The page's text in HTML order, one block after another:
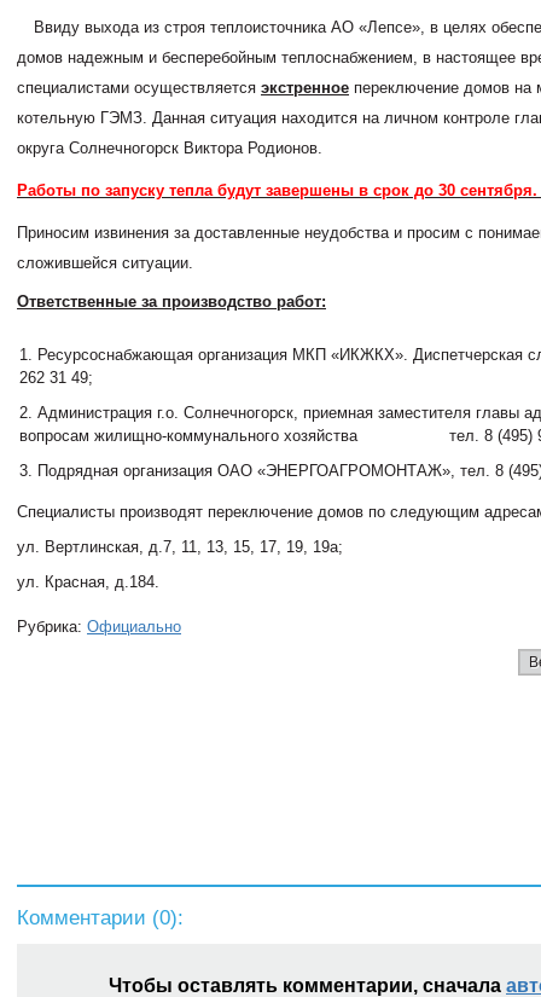
Ввиду выхода из строя теплоисточника АО «Лепсе», в целях
домов надежным и бесперебойным теплоснабжением, в настоящее
специалистами осуществляется экстренное переключение домов на
котельную ГЭМЗ. Данная ситуация находится на личном контроле
округа Солнечногорск Виктора Родионов.
Работы по запуску тепла будут завершены в срок до 30
Приносим извинения за доставленные неудобства и просим с
сложившейся ситуации.
Ответственные за производство работ:
Ресурсоснабжающая организация МКП «ИКЖКХ». Диспетчерская
262 31 49;
Администрация г.о. Солнечногорск, приемная заместителя главы
вопросам жилищно-коммунального хозяйства тел. 8 (495)
Подрядная организация ОАО «ЭНЕРГОАГРОМОНТАЖ», тел. 8
Специалисты производят переключение домов по следующим
ул. Вертлинская, д.7, 11, 13, 15, 17, 19, 19а;
ул. Красная, д.184.
Рубрика: Официально
Комментарии (0):
Чтобы оставлять комментарии, сначала